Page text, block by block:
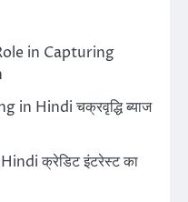
in Capturing
Hindi चक्रवृद्धि ब्याज
क्रेडिट इंटरेस्ट का